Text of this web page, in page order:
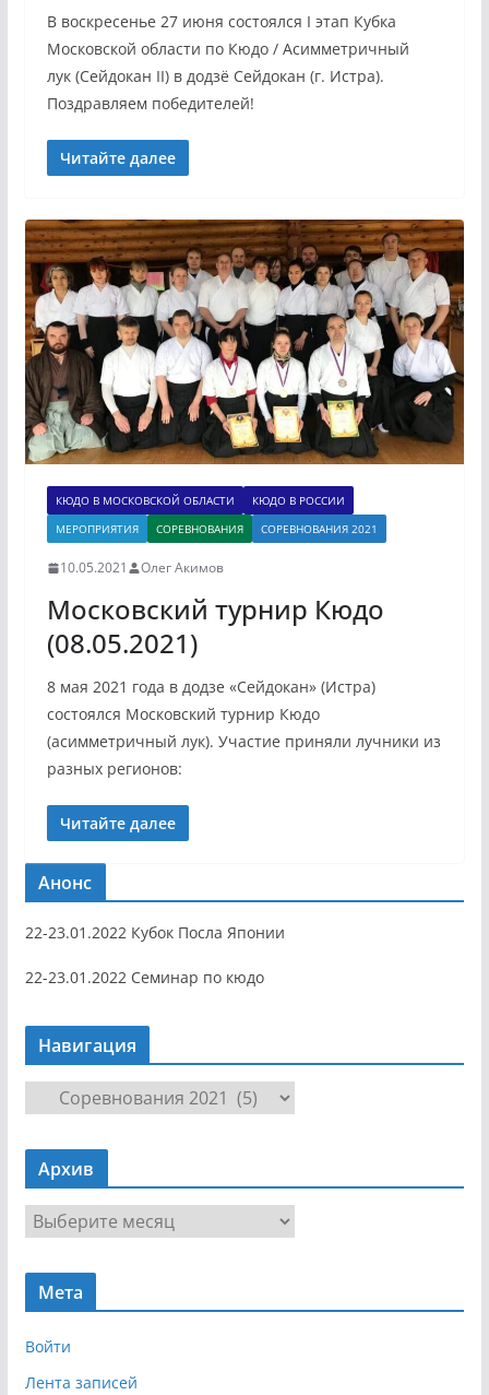
В воскресенье 27 июня состоялся I этап Кубка
Московской области по Кюдо / Асимметричный
лук (Сейдокан II) в додзё Сейдокан (г. Истра).
Поздравляем победителей!
Читайте далее
КЮДО В МОСКОВСКОЙ ОБЛАСТИ
КЮДО В РОССИИ
МЕРОПРИЯТИЯ
СОРЕВНОВАНИЯ СОРЕВНОВАНИЯ 2021
10.05.2021 Олег Акимов
Московский турнир Кюдо
(08.05.2021)
8 мая 2021 года в додзе «Сейдокан» (Истра)
состоялся Московский турнир Кюдо
(асимметричный лук). Участие приняли лучники из
разных регионов:
Читайте далее
Анонс
22-23.01.2022 Кубок Посла Японии
22-23.01.2022 Семинар по кюдо
Навигация
в
г
я
Архив
х
Мета
Войти
Лента записей